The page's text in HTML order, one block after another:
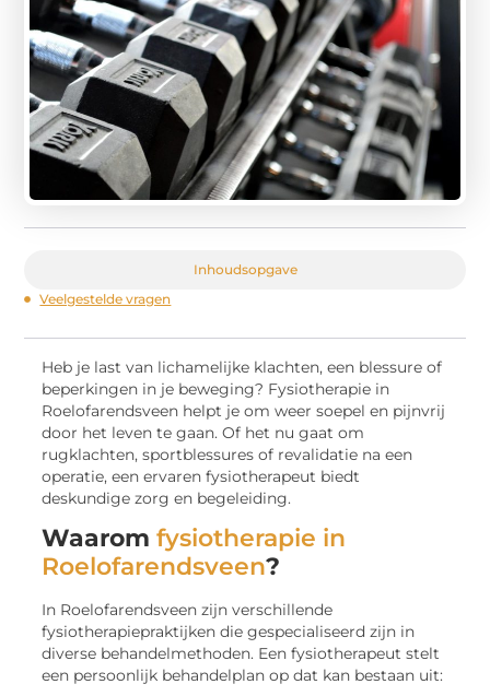
Inhoudsopgave
Veelgestelde vragen
Heb je last van lichamelijke klachten, een blessure of
beperkingen in je beweging? Fysiotherapie in
Roelofarendsveen helpt je om weer soepel en pijnvrij
door het leven te gaan. Of het nu gaat om
rugklachten, sportblessures of revalidatie na een
operatie, een ervaren fysiotherapeut biedt
deskundige zorg en begeleiding.
Waaromfysiotherapie in
Roelofarendsveen?
In Roelofarendsveen zijn verschillende
fysiotherapiepraktijken die gespecialiseerd zijn in
diverse behandelmethoden. Een fysiotherapeut stelt
een persoonlijk behandelplan op dat kan bestaan uit: